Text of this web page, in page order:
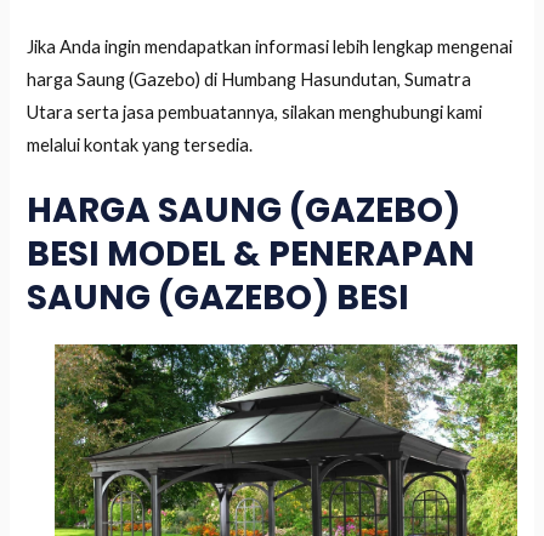
Jika Anda ingin mendapatkan informasi lebih lengkap mengenai
harga Saung (Gazebo) di Humbang Hasundutan, Sumatra
Utara serta jasa pembuatannya, silakan menghubungi kami
melalui kontak yang tersedia.
HARGA SAUNG (GAZEBO)
BESI MODEL & PENERAPAN
SAUNG (GAZEBO) BESI